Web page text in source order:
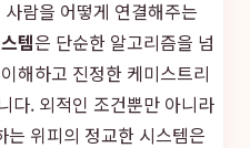
람을 어떻게 연결해주는
템은 단순한 알고리즘을 넘
해하고 진정한 케미스트리
다. 외적인 조건뿐만 아니라
위피의 정교한 시스템은